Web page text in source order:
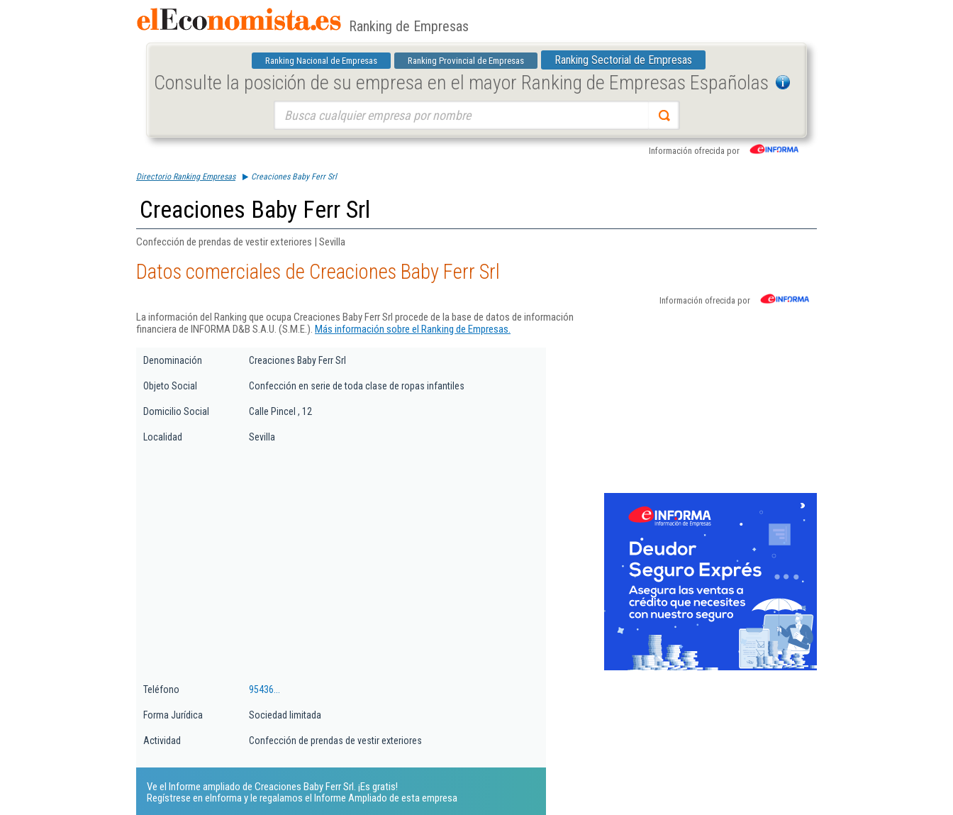
Ranking de Empresas
Ranking Nacional de Empresas Ranking Provincial de Empresas Ranking Sectorial de Empresas
Consulte la posición de su empresa en el mayor Ranking de Empresas Españolas
Información ofrecida por
Directorio Ranking Empresas Creaciones Baby Ferr Srl
Creaciones Baby Ferr Srl
Confección de prendas de vestir exteriores | Sevilla
Datos comerciales de Creaciones Baby Ferr Srl
Información ofrecida por
La información del Ranking que ocupa Creaciones Baby Ferr Srl procede de la base de datos de información
financiera de INFORMA D&B S.A.U. (S.M.E.). Más información sobre el Ranking de Empresas.
Denominación Creaciones Baby Ferr Srl
Objeto Social Confección en serie de toda clase de ropas infantiles
Domicilio Social Calle Pincel , 12
Localidad Sevilla
Teléfono 95436...
Forma Jurídica Sociedad limitada
Actividad Confección de prendas de vestir exteriores
Ve el Informe ampliado de Creaciones Baby Ferr Srl. ¡Es gratis!
Regístrese en eInforma y le regalamos el Informe Ampliado de esta empresa